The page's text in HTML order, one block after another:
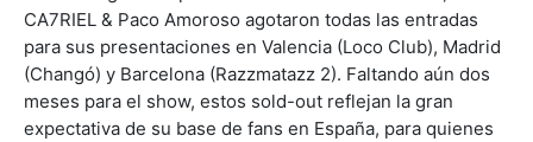
CA7RIEL & Paco Amoroso agotaron todas las entradas
para sus presentaciones en Valencia (Loco Club), Madrid
(Changó) y Barcelona (Razzmatazz 2). Faltando aún dos
meses para el show, estos sold-out reflejan la gran
expectativa de su base de fans en España, para quienes